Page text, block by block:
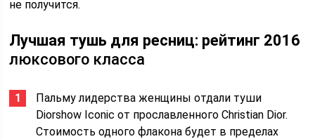
не получится.
Лучшая тушь для ресниц: рейтинг 2016
люксового класса
Пальму лидерства женщины отдали туши
Diorshow Iconic от прославленного Christian Dior.
Стоимость одного флакона будет в пределах